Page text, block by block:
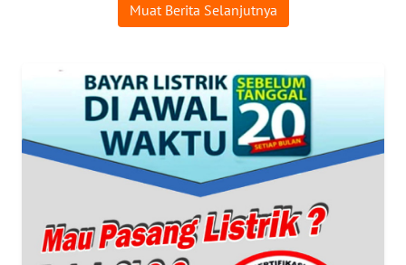
Muat Berita Selanjutnya
WAHANA
PERSONA
WAHANA
WAHANA
HEALTH